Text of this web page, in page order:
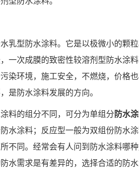
乳型防水涂料。它是以极微小的颗
一次成膜的致密性较溶剂型防水涂
染环境，施工安全，不燃烧，价格
是防水涂料发展的方向。
料的组分不同，可分为单组分 防水
水涂料；反应型一般为双组份防水
不同。经常会有人问到防水涂料哪
水需求是有差异的，选择合适的防